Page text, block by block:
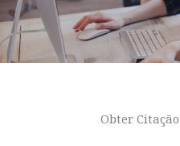
Obter